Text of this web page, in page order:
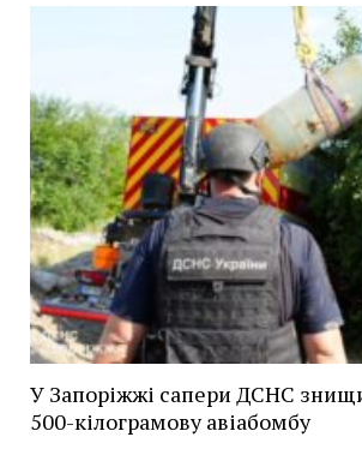
У Запоріжжі сапери ДСНС
500-кілограмову авіабомбу